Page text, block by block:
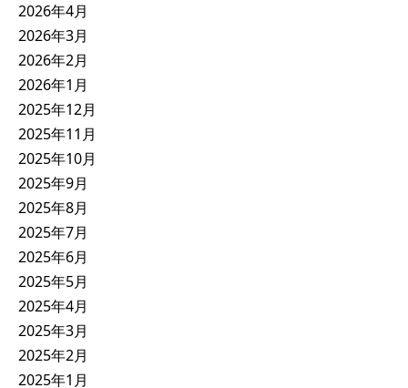
2026年4月
2026年3月
2026年2月
2026年1月
2025年12月
2025年11月
2025年10月
2025年9月
2025年8月
2025年7月
2025年6月
2025年5月
2025年4月
2025年3月
2025年2月
2025年1月